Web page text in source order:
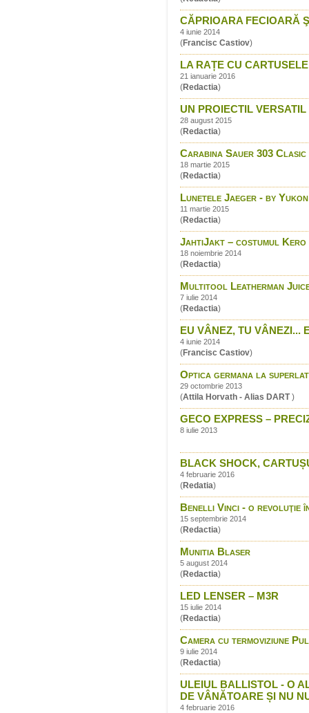
CĂPRIOARA FECIOARĂ
4 iunie 2014
(Francisc Castiov)
LA RAȚE CU
21 ianuarie 2016
(Redactia)
UN PROIECTIL
28 august 2015
(Redactia)
Carabina Sauer 303
18 martie 2015
(Redactia)
Lunetele Jaeger - by Yukon
11 martie 2015
(Redactia)
JahtiJakt – costumul Kero
18 noiembrie 2014
(Redactia)
Multitool Leatherman
7 iulie 2014
(Redactia)
EU VÂNEZ, TU VÂNEZI...
4 iunie 2014
(Francisc Castiov)
Optica germana la
29 octombrie 2013
(Attila Horvath - Alias DART)
GECO EXPRESS –
8 iulie 2013
BLACK SHOCK,
4 februarie 2016
(Redatia)
Benelli Vinci - o revoluţie
15 septembrie 2014
(Redactia)
Munitia Blaser
5 august 2014
(Redactia)
LED LENSER – M3R
15 iulie 2014
(Redactia)
Camera cu termoviziune
9 iulie 2014
(Redactia)
ULEIUL BALLISTOL - O
DE VÂNĂTOARE ȘI NU
4 februarie 2016